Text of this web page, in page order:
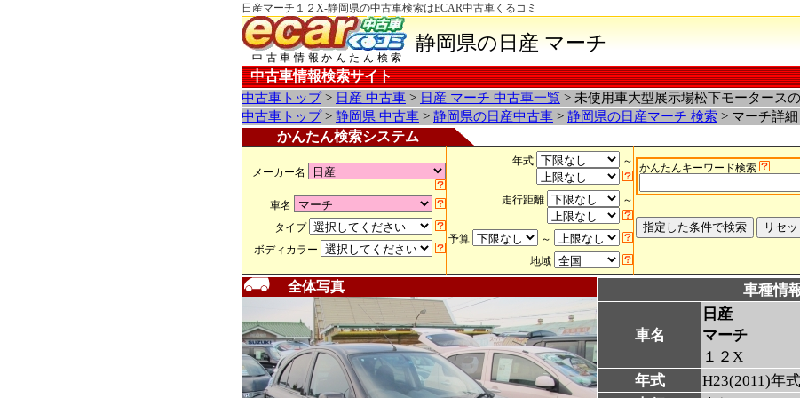
日産マーチ１２X-静岡県の中古車検索はECAR中古車くるコミ
中古車情報かんたん検索
静岡県の日産 マーチ
中古車情報検索サイト
中古車トップ> 日産 中古車 > 日産 マーチ 中古車一覧 > 未使用車大型展示場松下モータース
中古車トップ> 静岡県 中古車 > 静岡県の日産中古車 > 静岡県の日産マーチ 検索 > マーチ詳細
かんたん検索システム
メーカー名
車名
タイプ
ボディカラー
年式 ～
走行距離 ～
予算
～
地域
かんたんキーワード検索
全体写真 車種情
車名
日産
マーチ
１２X
年式
H23(2011)年式